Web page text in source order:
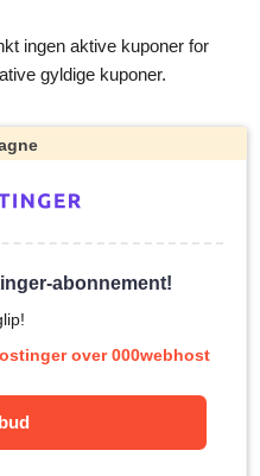
ingen aktive kuponer for
gyldige kuponer.
abonnement!
over 000webhost